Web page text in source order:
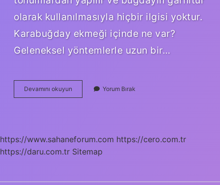
olarak kullanılmasıyla hiçbir ilgisi yoktur.
Karabuğday ekmeği içinde ne var?
Geleneksel yöntemlerle uzun bir…
Devamını okuyun Karabuğday
Ekmeği
Yorum Bırak
https://www.sahaneforum.com https://cero.com.tr
https://daru.com.tr Sitemap